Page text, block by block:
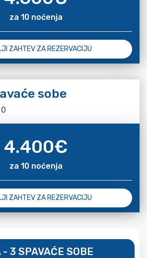
za 10 noćenja
ZAHTEV ZA REZERVACIJU
sobe
4.400€
za 10 noćenja
ZAHTEV ZA REZERVACIJU
- 3 SPAVAĆE SOBE